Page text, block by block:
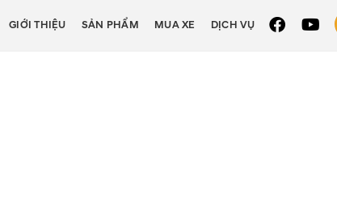
GIỚI THIỆU SẢN PHẨM MUA XE DỊCH VỤ